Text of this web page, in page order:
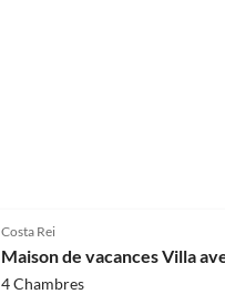
Costa Rei
Maison de vacances Villa
4 Chambres